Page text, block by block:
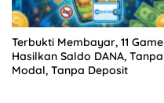
Terbukti Membayar, 11 Game
Hasilkan Saldo DANA, Tanpa
Modal, Tanpa Deposit